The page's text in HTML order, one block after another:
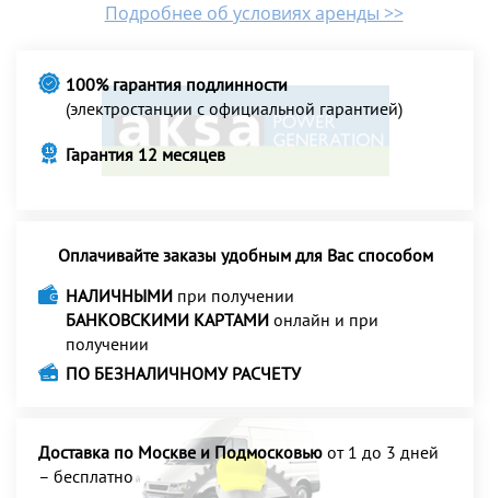
Подробнее об условиях аренды >>
100% гарантия подлинности
(электростанции с официальной гарантией)
Гарантия 12 месяцев
Оплачивайте заказы удобным для Вас способом
НАЛИЧНЫМИ при получении
БАНКОВСКИМИ КАРТАМИ онлайн и при
получении
ПО БЕЗНАЛИЧНОМУ РАСЧЕТУ
Доставка по Москве и Подмосковью от 1 до 3 дней
– бесплатно